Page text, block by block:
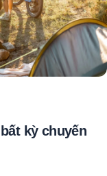
kỳ chuyến